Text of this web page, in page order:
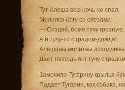
Тут Алеша всю ночь не спал,
Молился богу со слезами:
— Создай, боже,тучу грозную,
А й тучу-то с градом-дождя!
Алешины молитвы
Дает господь бог тучу с
Замочило Тугарину крылья
Падает Тугарин, как собака,